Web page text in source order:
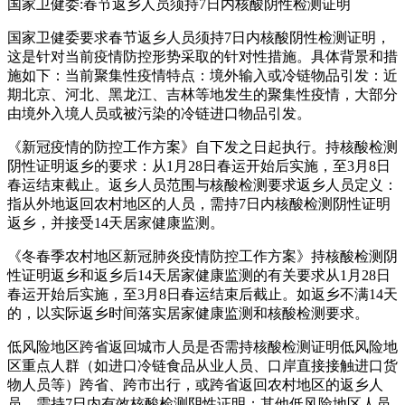
国家卫健委:春节返乡人员须持7日内核酸阴性检测证明
国家卫健委要求春节返乡人员须持7日内核酸阴性检测证明，
这是针对当前疫情防控形势采取的针对性措施。具体背景和措
施如下：当前聚集性疫情特点：境外输入或冷链物品引发：近
期北京、河北、黑龙江、吉林等地发生的聚集性疫情，大部分
由境外入境人员或被污染的冷链进口物品引发。
《新冠疫情的防控工作方案》自下发之日起执行。持核酸检测
阴性证明返乡的要求：从1月28日春运开始后实施，至3月8日
春运结束截止。返乡人员范围与核酸检测要求返乡人员定义：
指从外地返回农村地区的人员，需持7日内核酸检测阴性证明
返乡，并接受14天居家健康监测。
《冬春季农村地区新冠肺炎疫情防控工作方案》持核酸检测阴
性证明返乡和返乡后14天居家健康监测的有关要求从1月28日
春运开始后实施，至3月8日春运结束后截止。如返乡不满14天
的，以实际返乡时间落实居家健康监测和核酸检测要求。
低风险地区跨省返回城市人员是否需持核酸检测证明低风险地
区重点人群（如进口冷链食品从业人员、口岸直接接触进口货
物人员等）跨省、跨市出行，或跨省返回农村地区的返乡人